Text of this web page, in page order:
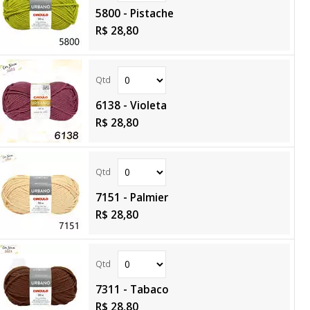
5800 - Pistache
R$ 28,80
6138 - Violeta
R$ 28,80
7151 - Palmier
R$ 28,80
7311 - Tabaco
R$ 28,80